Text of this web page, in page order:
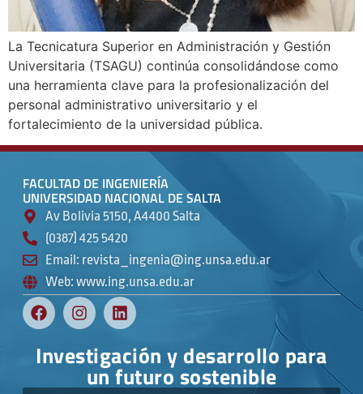
La Tecnicatura Superior en Administración y Gestión
Universitaria (TSAGU) continúa consolidándose como
una herramienta clave para la profesionalización del
personal administrativo universitario y el
fortalecimiento de la universidad pública.
FACULTAD DE INGENIERÍA
UNIVERSIDAD NACIONAL DE SALTA
Av Bolivia 5150, A4400 Salta
(0387) 425 5420
Email: revista_ingenia@ing.unsa.edu.ar
Web: www.ing.unsa.edu.ar
Investigación y desarrollo para
un futuro sostenible